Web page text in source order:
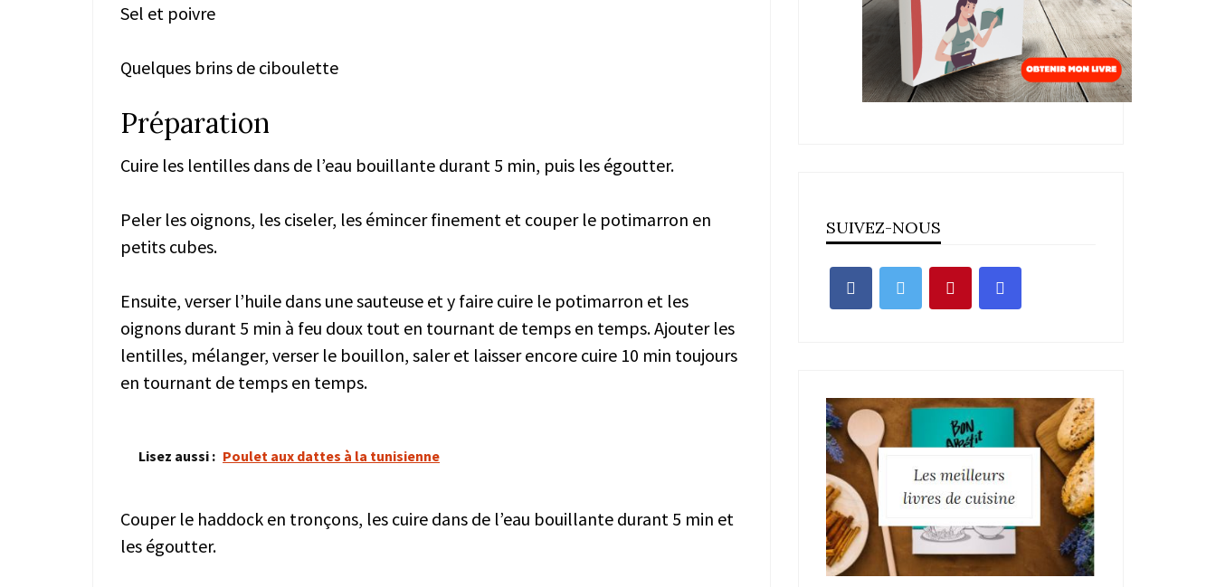
Sel et poivre
Quelques brins de ciboulette
Préparation
Cuire les lentilles dans de l’eau bouillante durant 5 min, puis les égoutter.
Peler les oignons, les ciseler, les émincer finement et couper le potimarron en
petits cubes.
Ensuite, verser l’huile dans une sauteuse et y faire cuire le potimarron et les
oignons durant 5 min à feu doux tout en tournant de temps en temps. Ajouter les
lentilles, mélanger, verser le bouillon, saler et laisser encore cuire 10 min toujours
en tournant de temps en temps.
Lisez aussi : Poulet aux dattes à la tunisienne
Couper le haddock en tronçons, les cuire dans de l’eau bouillante durant 5 min et
les égoutter.
SUIVEZ-NOUS